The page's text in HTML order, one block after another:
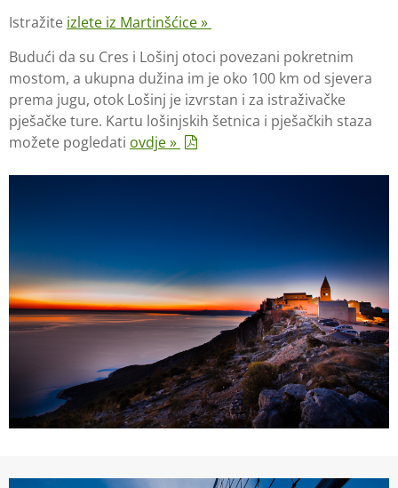
Istražite izlete iz Martinšćice »
Budući da su Cres i Lošinj otoci povezani pokretnim
mostom, a ukupna dužina im je oko 100 km od sjevera
prema jugu, otok Lošinj je izvrstan i za istraživačke
pješačke ture. Kartu lošinjskih šetnica i pješačkih staza
možete pogledati ovdje »